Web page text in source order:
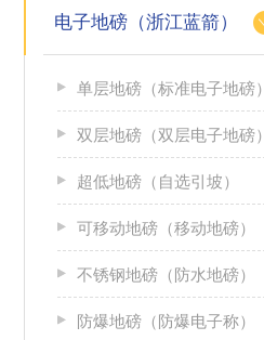
电子地磅（浙江蓝箭）
单层地磅（标准电子地磅）
双层地磅（双层电子地磅）
超低地磅（自选引坡）
可移动地磅（移动地磅）
不锈钢地磅（防水地磅）
防爆地磅（防爆电子称）